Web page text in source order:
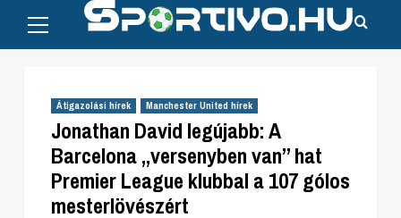
content
Menu
Átigazolási hírek Manchester United hírek
Jonathan David legújabb: A
Barcelona „versenyben van” hat
Premier League klubbal a 107 gólos
mesterlövészért